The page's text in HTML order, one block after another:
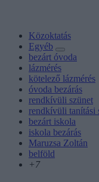
Közoktatás
Egyéb
bezárt óvoda
lázmérés
kötelező lázmérés
óvoda bezárás
rendkívüli szünet
rendkívüli tanítási
bezárt iskola
iskola bezárás
Maruzsa Zoltán
belföld
+7